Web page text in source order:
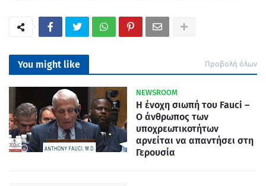
You might like Προβολή όλων
NEWSROOM
Η ένοχη σιωπή του Fauci –
Ο άνθρωπος των
υποχρεωτικοτήτων
αρνείται να απαντήσει στη
Γερουσία